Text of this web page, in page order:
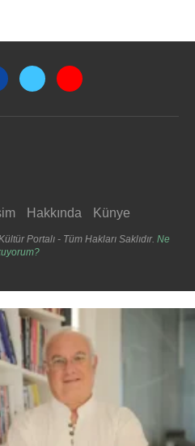
Hakkında Künye
Portalı - Tüm Hakları Saklıdır. Ne